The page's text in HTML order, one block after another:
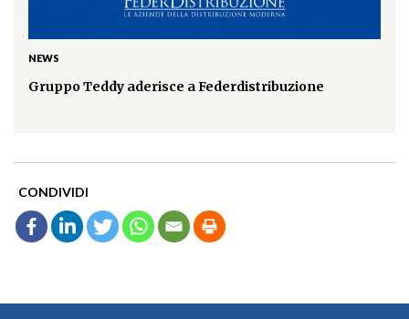
NEWS
Gruppo Teddy aderisce a Federdistribuzione
CONDIVIDI